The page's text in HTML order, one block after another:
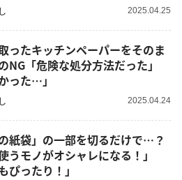
2025.04.25
ったキッチンペーパーをそのま
NG「危険な処分方法だった」
った…」
2025.04.24
の紙袋」の一部を切るだけで…？
モノがオシャレになる！」
ぴったり！」